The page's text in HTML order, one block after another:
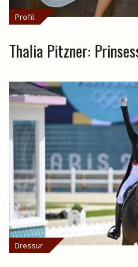
Profil
Thalia Pitzner:
Dressur